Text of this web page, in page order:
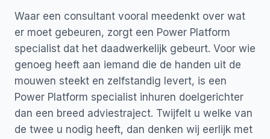
Waar een consultant vooral meedenkt over wat
er moet gebeuren, zorgt een Power Platform
specialist dat het daadwerkelijk gebeurt. Voor wie
genoeg heeft aan iemand die de handen uit de
mouwen steekt en zelfstandig levert, is een
Power Platform specialist inhuren doelgerichter
dan een breed adviestraject. Twijfelt u welke van
de twee u nodig heeft, dan denken wij eerlijk met